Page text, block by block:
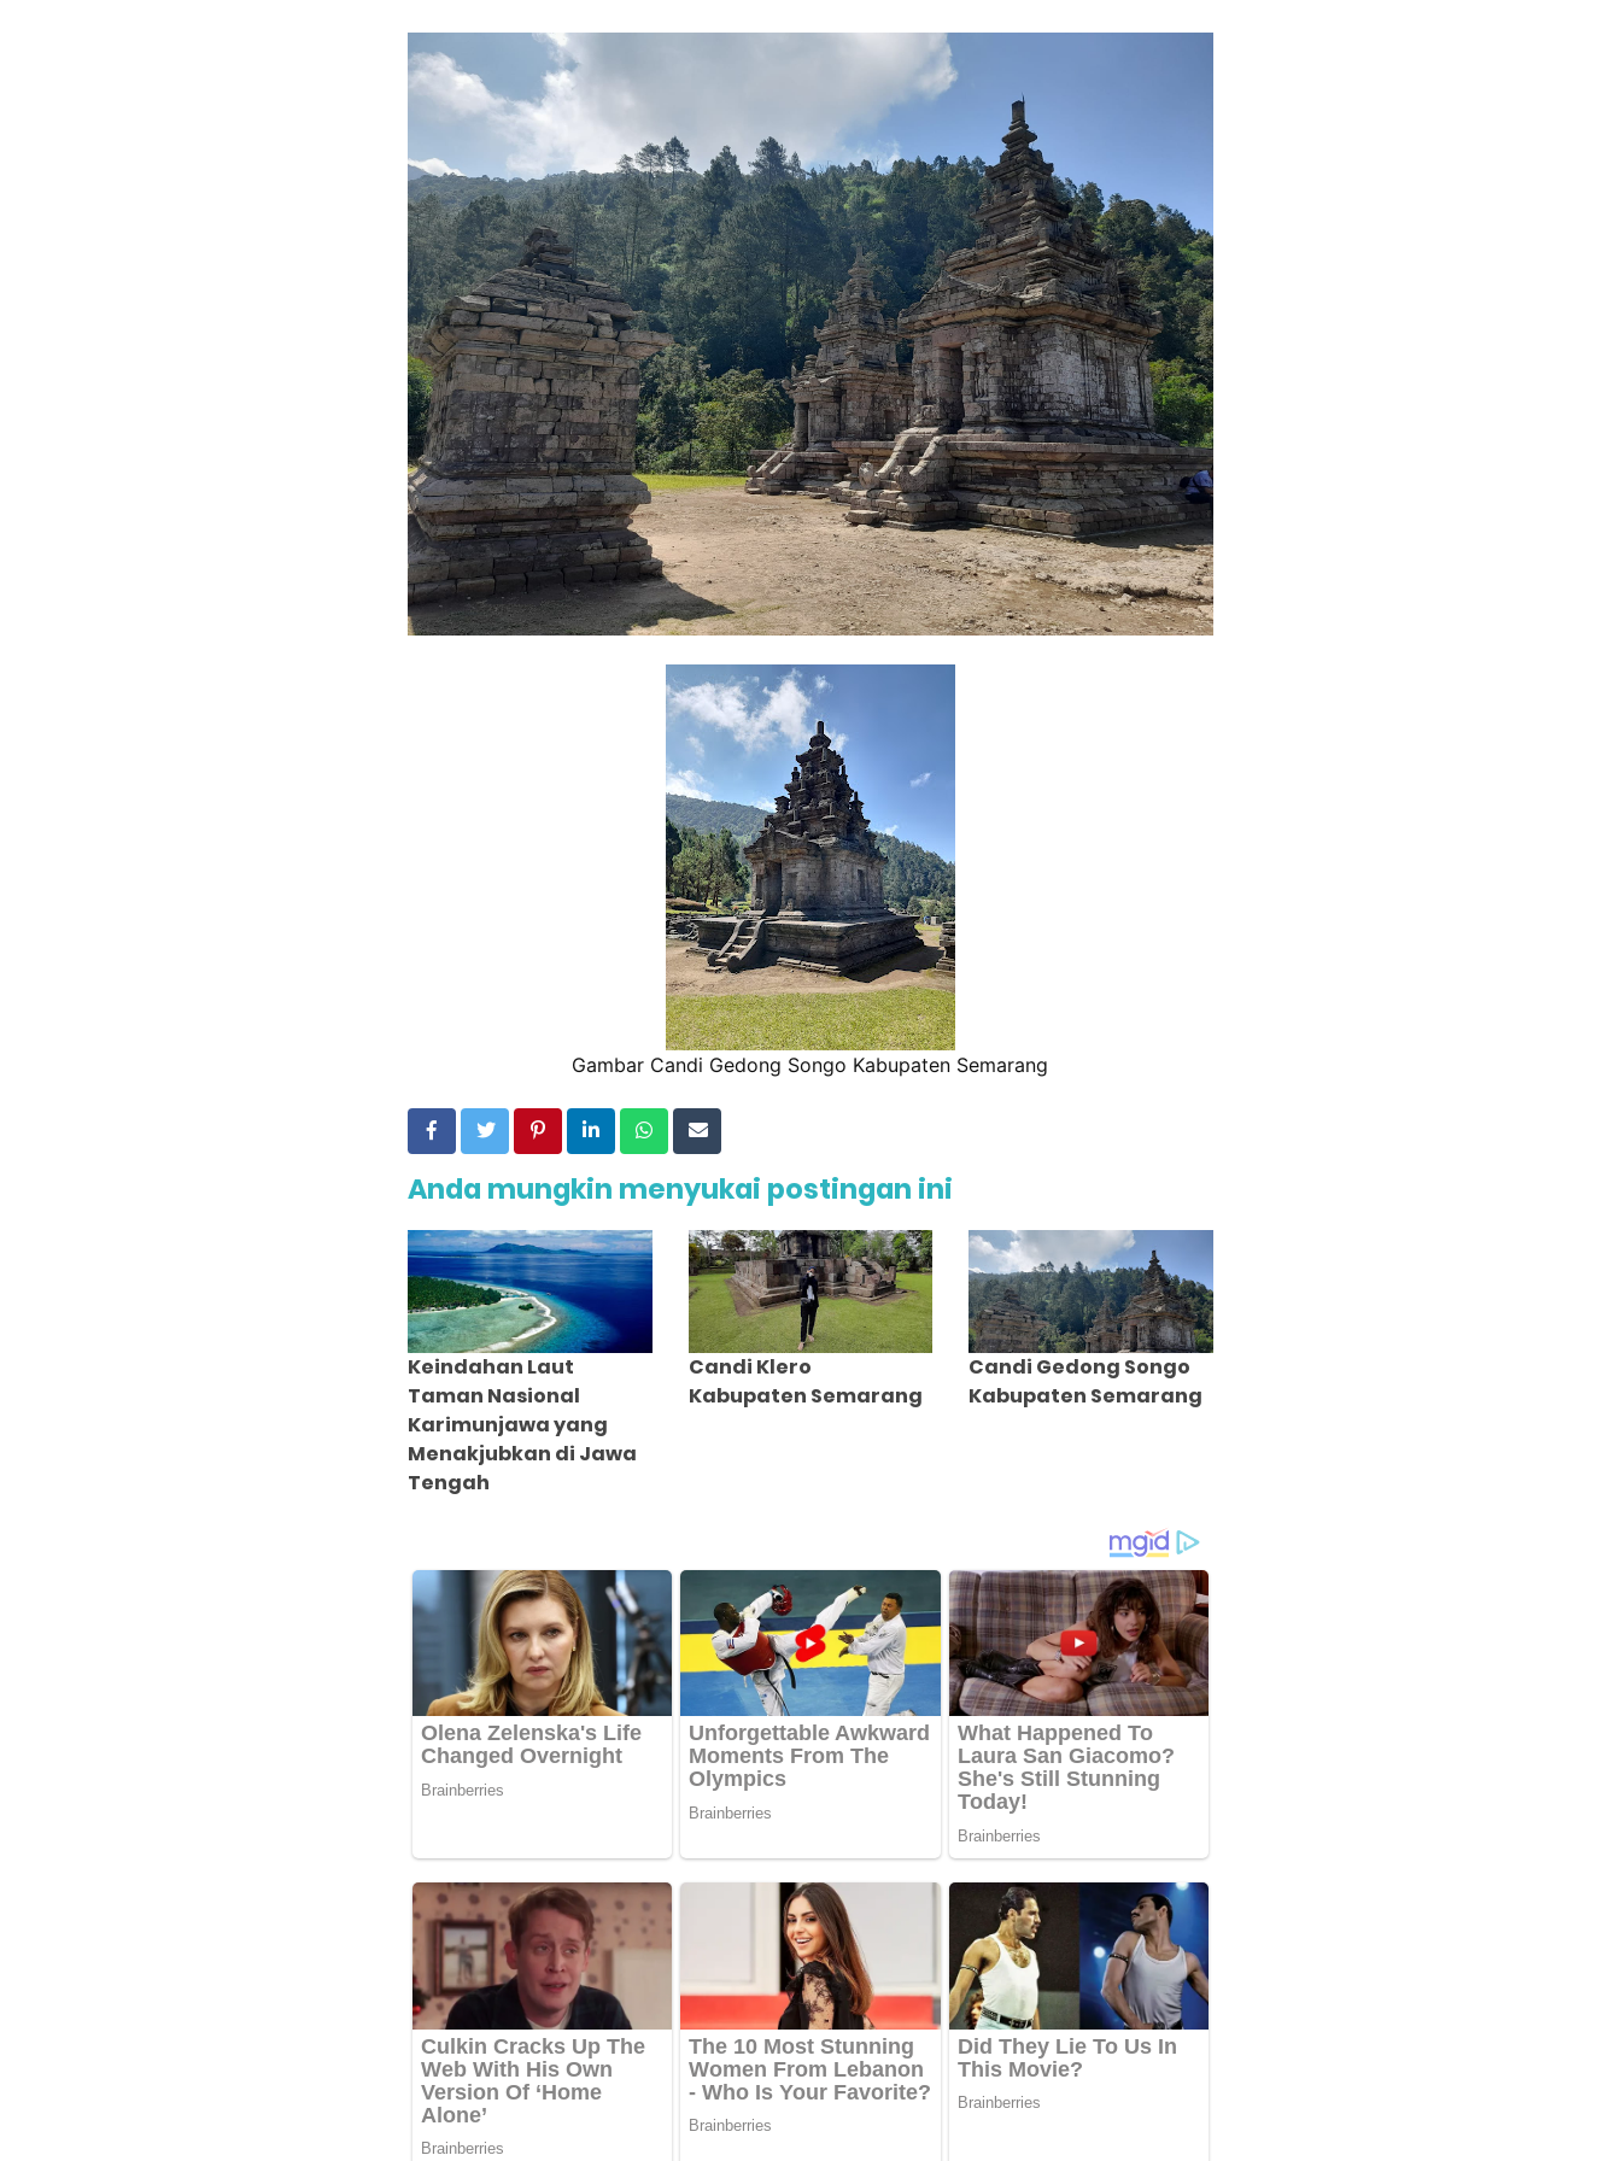
Gambar Candi Gedong Songo Kabupaten Semarang
Anda mungkin menyukai postingan ini
Keindahan Laut
Taman Nasional
Karimunjawa yang
Menakjubkan di Jawa
Tengah
Candi Klero
Kabupaten Semarang
Candi Gedong Songo
Kabupaten Semarang